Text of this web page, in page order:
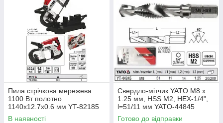
Пила стрічкова мережева
1100 Вт полотно
1140х12.7х0.6 мм YT-82185
В наявності
Свердло-мітчик YATO М8 х
1.25 мм, HSS М2, HEX-1/4",
l=51/11 мм YATO-44845
Готово до відправки